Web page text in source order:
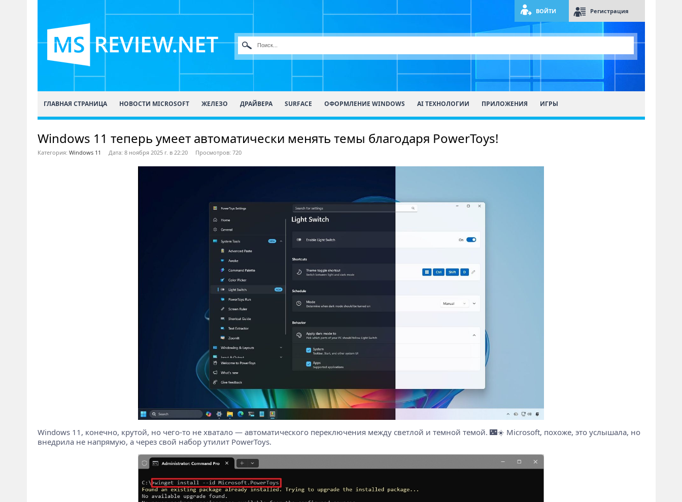
ВОЙТИ Регистрация
ГЛАВНАЯ СТРАНИЦА НОВОСТИ MICROSOFT ЖЕЛЕЗО ДРАЙВЕРА SURFACE ОФОРМЛЕНИЕ WINDOWS AI ТЕХНОЛОГИИ ПРИЛОЖЕНИЯ ИГРЫ
Windows 11 теперь умеет автоматически менять темы благодаря PowerToys!
Категория: Windows 11 Дата: 8 ноября 2025 г. в 22:20 Просмотров: 720
Windows 11, конечно, крутой, но чего-то не хватало — автоматического переключения между светлой и темной темой. 🌃☀️ Microsoft, похоже, это услышала, но
внедрила не напрямую, а через свой набор утилит PowerToys.